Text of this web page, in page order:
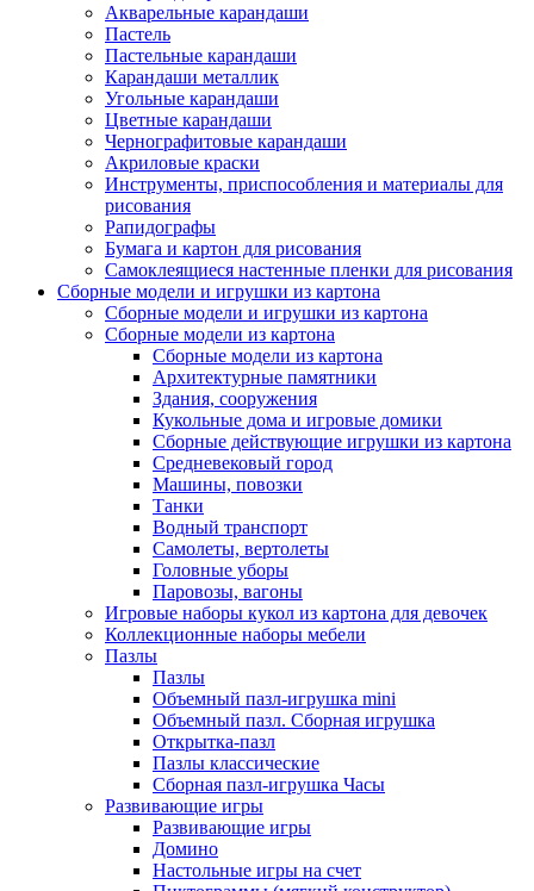
Акварельные карандаши
Пастель
Пастельные карандаши
Карандаши металлик
Угольные карандаши
Цветные карандаши
Чернографитовые карандаши
Акриловые краски
Инструменты, приспособления и материалы для
рисования
Рапидографы
Бумага и картон для рисования
Самоклеящиеся настенные пленки для рисования
Сборные модели и игрушки из картона
Сборные модели и игрушки из картона
Сборные модели из картона
Сборные модели из картона
Архитектурные памятники
Здания, сооружения
Кукольные дома и игровые домики
Сборные действующие игрушки из картона
Средневековый город
Машины, повозки
Танки
Водный транспорт
Самолеты, вертолеты
Головные уборы
Паровозы, вагоны
Игровые наборы кукол из картона для девочек
Коллекционные наборы мебели
Пазлы
Пазлы
Объемный пазл-игрушка mini
Объемный пазл. Сборная игрушка
Открытка-пазл
Пазлы классические
Сборная пазл-игрушка Часы
Развивающие игры
Развивающие игры
Домино
Настольные игры на счет